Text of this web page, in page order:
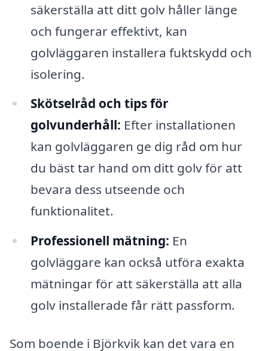
säkerställa att ditt golv håller länge
och fungerar effektivt, kan
golvläggaren installera fuktskydd och
isolering.
Skötselråd och tips för
golvunderhåll: Efter installationen
kan golvläggaren ge dig råd om hur
du bäst tar hand om ditt golv för att
bevara dess utseende och
funktionalitet.
Professionell mätning: En
golvläggare kan också utföra exakta
mätningar för att säkerställa att alla
golv installerade får rätt passform.
Som boende i Björkvik kan det vara en